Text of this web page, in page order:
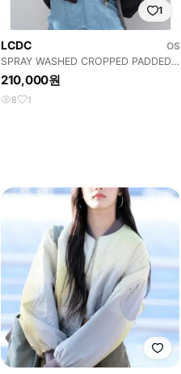
1
LCDC
OS
SPRAY WASHED CROPPED PADDED
JACKET
210,000원
8 1